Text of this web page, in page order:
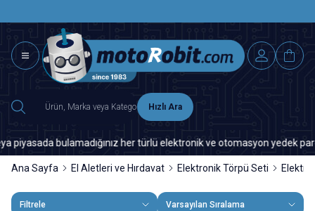
Hızlı Ara
bulamadığınız her türlü elektronik ve otomasyon yedek parça
Ana Sayfa El Aletleri ve Hırdavat Elektronik Törpü Seti
Filtrele Varsayılan Sıralama